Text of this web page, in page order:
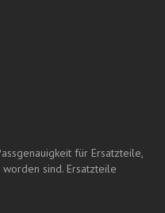
für Ersatzteile,
sind. Ersatzteile